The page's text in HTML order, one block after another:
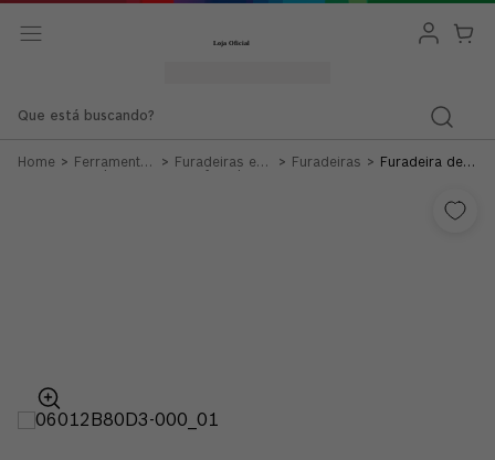
Ferramentas
Furadeiras e
Furadeiras
Furadeira de
RE-X23 750W